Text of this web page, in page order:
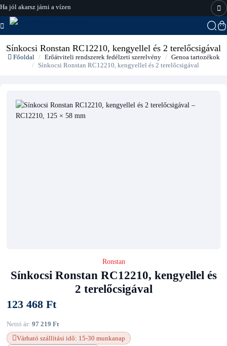
Ha jól akarsz járni a vízen
hajo-felszereles.hu
Sínkocsi Ronstan RC12210, kengyellel és 2 terelőcsigával
Főoldal Erőátviteli rendszerek fedélzeti szerelvény
Genoa tartozékok
Sínkocsi Ronstan RC12210, kengyellel és 2 terelőcsigával
Ronstan
Sínkocsi Ronstan RC12210, kengyellel és
2 terelőcsigával
123 468 Ft
Nettó ár: 97 219 Ft
Várható szállítási idő: 15-30 munkanap